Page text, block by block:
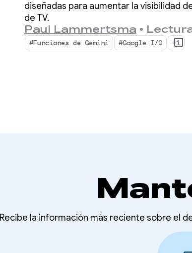
diseñadas para aumentar la visibilidad
de TV.
Paul Lammertsma •
#Funciones de Gemini #Google I/O +1
Recibe la información más reciente sobre el